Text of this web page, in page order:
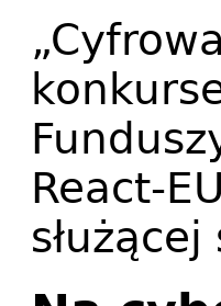
React-